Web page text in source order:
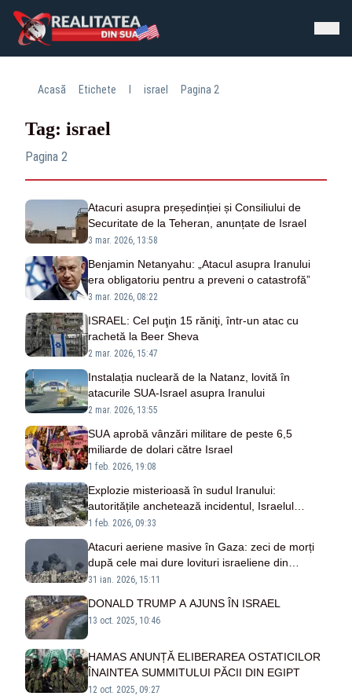
Acasă Etichete israel Pagina 2
Tag: israel
Pagina 2
Atacuri asupra președinției și Consiliului de
Securitate de la Teheran, anunțate de Israel
3 mar. 2026, 13:58
Benjamin Netanyahu: „Atacul asupra Iranului
era obligatoriu pentru a preveni o catastrofă”
3 mar. 2026, 08:22
ISRAEL: Cel puţin 15 răniţi, într-un atac cu
rachetă la Beer Sheva
2 mar. 2026, 15:47
Instalația nucleară de la Natanz, lovită în
atacurile SUA-Israel asupra Iranului
2 mar. 2026, 13:55
SUA aprobă vânzări militare de peste 6,5
miliarde de dolari către Israel
1 feb. 2026, 19:08
Explozie misterioasă în sudul Iranului:
autoritățile anchetează incidentul, Israelul
respinge acuzațiile
1 feb. 2026, 09:33
Atacuri aeriene masive în Gaza: zeci de morți
după cele mai dure lovituri israeliene din
ultimele săptămâni
31 ian. 2026, 15:11
DONALD TRUMP A AJUNS ÎN ISRAEL
13 oct. 2025, 10:46
HAMAS ANUNȚĂ ELIBERAREA OSTATICILOR
ÎNAINTEA SUMMITULUI PĂCII DIN EGIPT
12 oct. 2025, 09:27